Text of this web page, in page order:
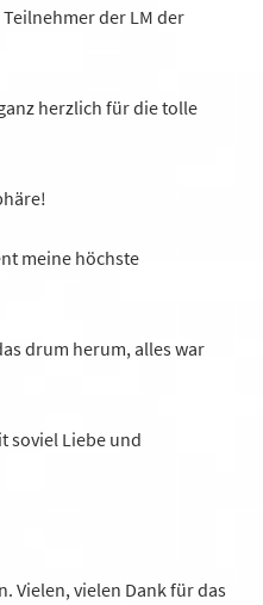
der LM der
herzlich für die tolle
meine höchste
drum herum, alles war
soviel Liebe und
Vielen, vielen Dank für das